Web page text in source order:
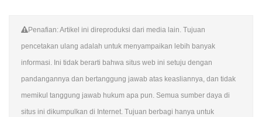
Penafian: Artikel ini direproduksi dari media lain. Tujuan
pencetakan ulang adalah untuk menyampaikan lebih banyak
informasi. Ini tidak berarti bahwa situs web ini setuju dengan
pandangannya dan bertanggung jawab atas keasliannya, dan tidak
memikul tanggung jawab hukum apa pun. Semua sumber daya di
situs ini dikumpulkan di Internet. Tujuan berbagi hanya untuk